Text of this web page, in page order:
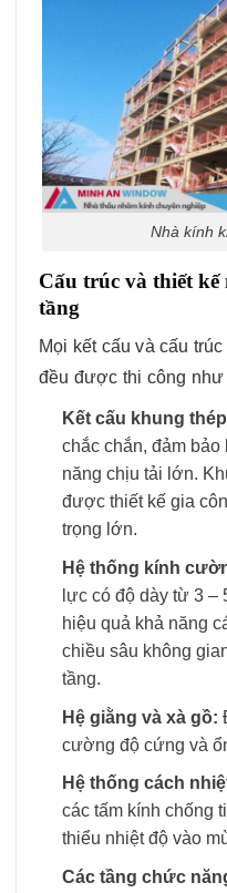
Nhà kính
Cấu trúc và thiết
tầng
Mọi kết cấu và cấu
đều được thi công như
Kết cấu khung
chắc chắn, đảm
năng chịu tải lớn.
được thiết kế gia
trọng lớn.
Hệ thống kính
lực có độ dày từ 3 –
hiệu quả khả năng
chiều sâu không
tầng.
Hệ giằng và xà gồ:
cường độ cứng và
Hệ thống cách
các tấm kính chống
thiểu nhiệt độ vào
Các tầng chức